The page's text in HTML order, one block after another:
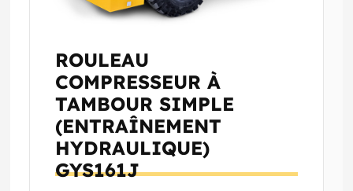
ROULEAU
COMPRESSEUR À
TAMBOUR SIMPLE
(ENTRAÎNEMENT
HYDRAULIQUE)
GYS161J